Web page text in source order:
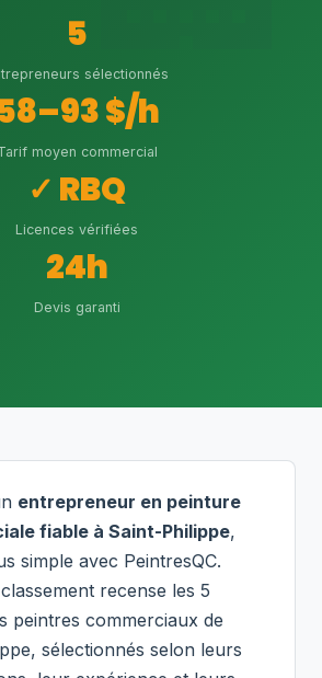
5
sélectionnés
$/h
moyen commercial
✓ RBQ
Licences vérifiées
24h
Devis garanti
entrepreneur en peinture
fiable à Saint-Philippe,
simple avec PeintresQC.
recense les 5
peintres commerciaux de
sélectionnés selon leurs